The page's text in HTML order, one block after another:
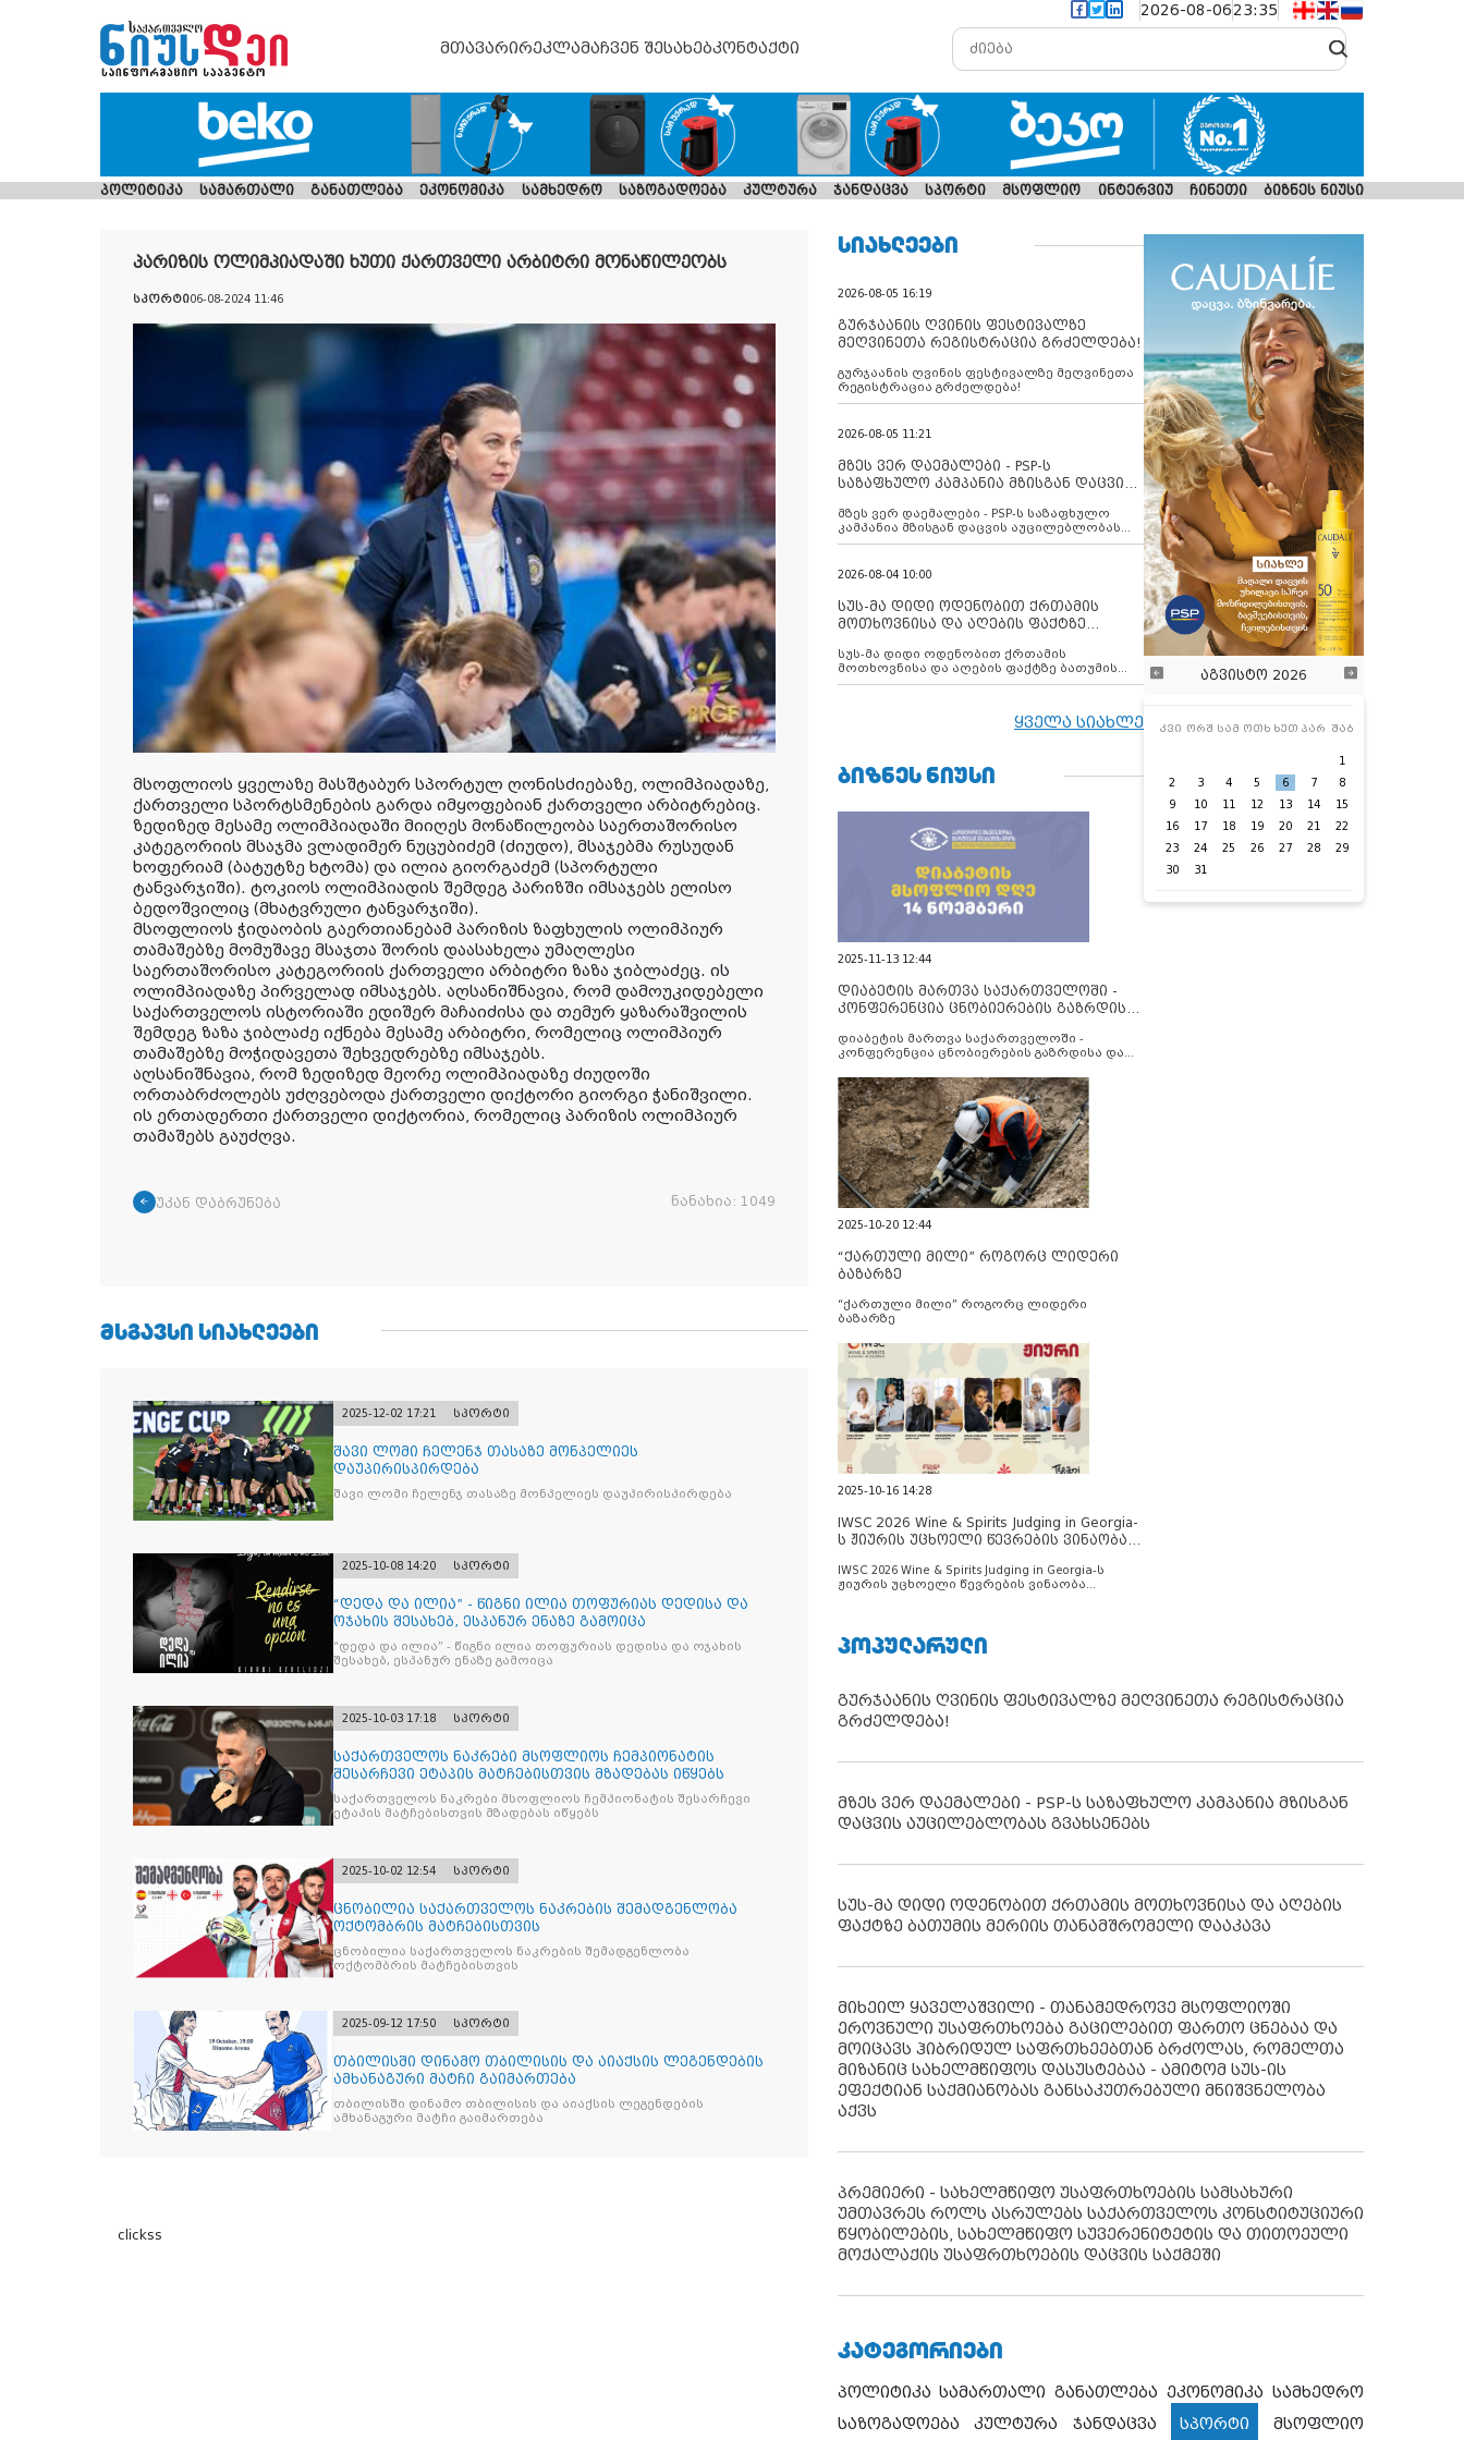
2026-08-0623:35
მთავარირეკლამაჩვენ შესახებკონტაქტი
პოლიტიკა სამართალი განათლება ეკონომიკა სამხედრო საზოგადოება კულტურა ჯანდაცვა სპორტი მსოფლიო ინტერვიუ ჩინეთი ბიზნეს ნიუსი
პარიზის ოლიმპიადაში ხუთი ქართველი არბიტრი მონაწილეობს
სპორტი06-08-2024 11:46
მსოფლიოს ყველაზე მასშტაბურ სპორტულ ღონისძიებაზე, ოლიმპიადაზე,
ქართველი სპორტსმენების გარდა იმყოფებიან ქართველი არბიტრებიც.
ზედიზედ მესამე ოლიმპიადაში მიიღეს მონაწილეობა საერთაშორისო
კატეგორიის მსაჯმა ვლადიმერ ნუცუბიძემ (ძიუდო), მსაჯებმა რუსუდან
ხოფერიამ (ბატუტზე ხტომა) და ილია გიორგაძემ (სპორტული
ტანვარჯიში). ტოკიოს ოლიმპიადის შემდეგ პარიზში იმსაჯებს ელისო
ბედოშვილიც (მხატვრული ტანვარჯიში).
მსოფლიოს ჭიდაობის გაერთიანებამ პარიზის ზაფხულის ოლიმპიურ
თამაშებზე მომუშავე მსაჯთა შორის დაასახელა უმაღლესი
საერთაშორისო კატეგორიის ქართველი არბიტრი ზაზა ჯიბლაძეც. ის
ოლიმპიადაზე პირველად იმსაჯებს. აღსანიშნავია, რომ დამოუკიდებელი
საქართველოს ისტორიაში ედიშერ მაჩაიძისა და თემურ ყაზარაშვილის
შემდეგ ზაზა ჯიბლაძე იქნება მესამე არბიტრი, რომელიც ოლიმპიურ
თამაშებზე მოჭიდავეთა შეხვედრებზე იმსაჯებს.
აღსანიშნავია, რომ ზედიზედ მეორე ოლიმპიადაზე ძიუდოში
ორთაბრძოლებს უძღვებოდა ქართველი დიქტორი გიორგი ჭანიშვილი.
ის ერთადერთი ქართველი დიქტორია, რომელიც პარიზის ოლიმპიურ
თამაშებს გაუძღვა.
უკან დაბრუნება ნანახია: 1049
ᲛᲡᲒᲐᲕᲡᲘ ᲡᲘᲐᲮᲚᲔᲔᲑᲘ
2025-12-02 17:21 სპორტი
შავი ლომი ჩელენჯ თასაზე მონპელიეს
დაუპირისპირდება
შავი ლომი ჩელენჯ თასაზე მონპელიეს დაუპირისპირდება
2025-10-08 14:20 სპორტი
“დედა და ილია” - წიგნი ილია თოფურიას დედისა და
ოჯახის შესახებ, ესპანურ ენაზე გამოიცა
“დედა და ილია” - წიგნი ილია თოფურიას დედისა და ოჯახის
შესახებ, ესპანურ ენაზე გამოიცა
2025-10-03 17:18 სპორტი
საქართველოს ნაკრები მსოფლიოს ჩემპიონატის
შესარჩევი ეტაპის მატჩებისთვის მზადებას იწყებს
საქართველოს ნაკრები მსოფლიოს ჩემპიონატის შესარჩევი
ეტაპის მატჩებისთვის მზადებას იწყებს
2025-10-02 12:54 სპორტი
ცნობილია საქართველოს ნაკრების შემადგენლობა
ოქტომბრის მატჩებისთვის
ცნობილია საქართველოს ნაკრების შემადგენლობა
ოქტომბრის მატჩებისთვის
2025-09-12 17:50 სპორტი
თბილისში დინამო თბილისის და აიაქსის ლეგენდების
ამხანაგური მატჩი გაიმართება
თბილისში დინამო თბილისის და აიაქსის ლეგენდების
ამხანაგური მატჩი გაიმართება
clickss
ᲡᲘᲐᲮᲚᲔᲔᲑᲘ
2026-08-05 16:19
გურჯაანის ღვინის ფესტივალზე
მეღვინეთა რეგისტრაცია გრძელდება!
გურჯაანის ღვინის ფესტივალზე მეღვინეთა
რეგისტრაცია გრძელდება!
2026-08-05 11:21
მზეს ვერ დაემალები - PSP-ს
საზაფხულო კამპანია მზისგან დაცვის
მზეს ვერ დაემალები - PSP-ს საზაფხულო
კამპანია მზისგან დაცვის აუცილებლობას
გვახსენებს
2026-08-04 10:00
სუს-მა დიდი ოდენობით ქრთამის
მოთხოვნისა და აღების ფაქტზე
დააკავა
სუს-მა დიდი ოდენობით ქრთამის
მოთხოვნისა და აღების ფაქტზე ბათუმის
მერიის თანამშრომელი დააკავა
ყველა სიახლე
ᲑᲘᲖᲜᲔᲡ ᲜᲘᲣᲡᲘ
2025-11-13 12:44
დიაბეტის მართვა საქართველოში -
კონფერენცია ცნობიერების გაზრდისა
დიაბეტის მართვა საქართველოში -
კონფერენცია ცნობიერების გაზრდისა და
2025-10-20 12:44
“ქართული მილი” როგორც ლიდერი
ბაზარზე
“ქართული მილი” როგორც ლიდერი
ბაზარზე
2025-10-16 14:28
IWSC 2026 Wine & Spirits Judging in Georgia-
ს ჟიურის უცხოელი წევრების ვინაობა
IWSC 2026 Wine & Spirits Judging in Georgia-ს
ჟიურის უცხოელი წევრების ვინაობა
აგვისტო 2026
კვი ორშ სამ ოთხ ხუთ პარ შაბ
1
2
3 4 5 6 7
8
9
10 11 12 13 14
15
16
17 18 19 20 21
22
23
24 25 26 27 28
29
30
31
ᲞᲝᲞᲣᲚᲐᲠᲣᲚᲘ
გურჯაანის ღვინის ფესტივალზე მეღვინეთა რეგისტრაცია
გრძელდება!
მზეს ვერ დაემალები - PSP-ს საზაფხულო კამპანია მზისგან
დაცვის აუცილებლობას გვახსენებს
სუს-მა დიდი ოდენობით ქრთამის მოთხოვნისა და აღების
ფაქტზე ბათუმის მერიის თანამშრომელი დააკავა
მიხეილ ყაველაშვილი - თანამედროვე მსოფლიოში
ეროვნული უსაფრთხოება გაცილებით ფართო ცნებაა და
მოიცავს ჰიბრიდულ საფრთხეებთან ბრძოლას, რომელთა
მიზანიც სახელმწიფოს დასუსტებაა - ამიტომ სუს-ის
ეფექტიან საქმიანობას განსაკუთრებული მნიშვნელობა
აქვს
პრემიერი - სახელმწიფო უსაფრთხოების სამსახური
უმთავრეს როლს ასრულებს საქართველოს კონსტიტუციური
წყობილების, სახელმწიფო სუვერენიტეტის და თითოეული
მოქალაქის უსაფრთხოების დაცვის საქმეში
ᲙᲐᲢᲔᲒᲝᲠᲘᲔᲑᲘ
პოლიტიკა სამართალი განათლება ეკონომიკა სამხედრო
საზოგადოება
კულტურა ჯანდაცვა სპორტი მსოფლიო